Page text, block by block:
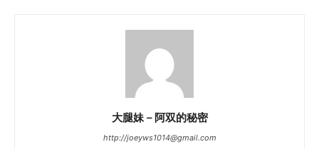
大腿妹－阿双的秘密
http://joeyws1014@gmail.com